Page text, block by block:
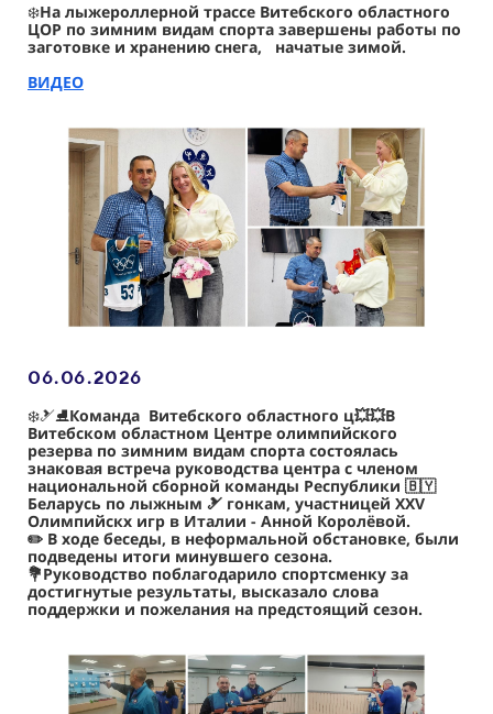
❄️На лыжероллерной трассе Витебского областного
ЦОР по зимним видам спорта завершены работы по
заготовке и хранению снега, начатые зимой.
ВИДЕО
06.06.2026
❄️🎿⛸Команда Витебского областного ц💥💥В
Витебском областном Центре олимпийского
резерва по зимним видам спорта состоялась
знаковая встреча руководства центра с членом
национальной сборной команды Республики 🇧🇾
Беларусь по лыжным 🎿 гонкам, участницей XXV
Олимпийскх игр в Италии - Анной Королёвой.
✏️ В ходе беседы, в неформальной обстановке, были
подведены итоги минувшего сезона.
💐Руководство поблагодарило спортсменку за
достигнутые результаты, высказало слова
поддержки и пожелания на предстоящий сезон.